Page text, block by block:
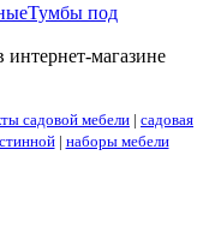
Тумбы под
магазине
садовой мебели | садовая
| наборы мебели